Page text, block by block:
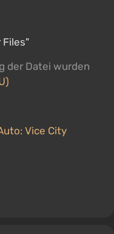
Files"
der Datei wurden
Vice City